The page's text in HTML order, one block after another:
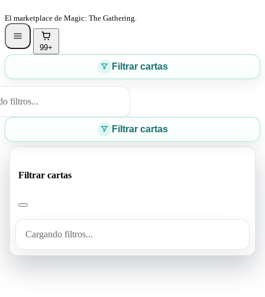
El marketplace de Magic: The Gathering.
99+
Filtrar cartas
filtros...
Filtrar cartas
Filtrar cartas
Cargando filtros...